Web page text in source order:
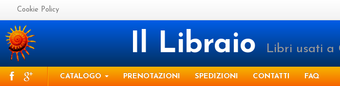
Cookie Policy
Il LibraioLibri usati a
CATALOGO PRENOTAZIONI SPEDIZIONI CONTATTI FAQ